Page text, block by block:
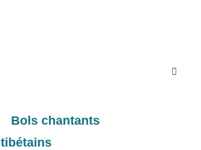
Bols chantants
tibétains